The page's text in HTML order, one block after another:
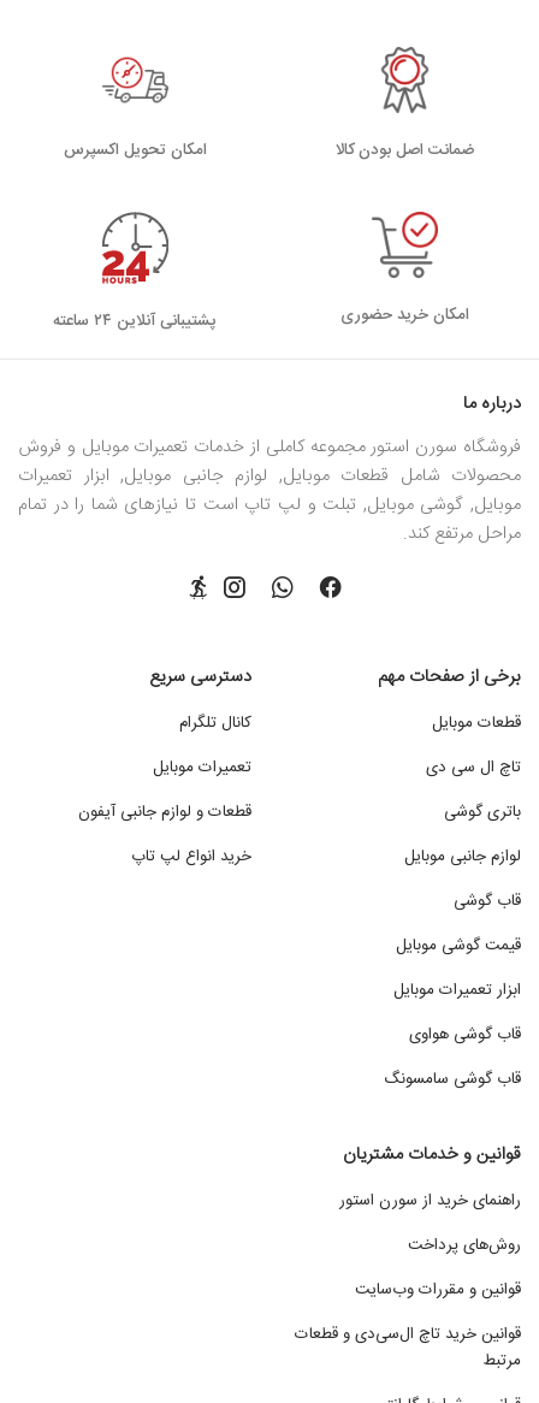
ضمانت اصل بودن کالا اﻣﮑﺎن ﺗﺤﻮﯾﻞ اﮐﺴﭙﺮس
امکان خرید حضوری پشتیبانی آنلاین ۲۴ ساعته
درباره ما
فروشگاه سورن استور مجموعه کاملی از خدمات تعمیرات موبایل و فروش
محصولات شامل قطعات موبایل, لوازم جانبی موبایل, ابزار تعمیرات
موبایل, گوشی موبایل, تبلت و لپ تاپ است تا نیازهای شما را در تمام
مراحل مرتفع کند.
برخی از صفحات مهم
قطعات موبایل
تاچ ال سی دی
باتری گوشی
لوازم جانبی موبایل
قاب گوشی
قیمت گوشی موبایل
ابزار تعمیرات موبایل
قاب گوشی هواوی
قاب گوشی سامسونگ
دسترسی سریع
کانال تلگرام
تعمیرات موبایل
قطعات و لوازم جانبی آیفون
خرید انواع لپ تاپ
قوانین و خدمات مشتریان
راهنمای خرید از سورن استور
روش‌های پرداخت
قوانین و مقررات وب‌سایت
قوانین خرید تاچ ال‌سی‌دی و قطعات
مرتبط